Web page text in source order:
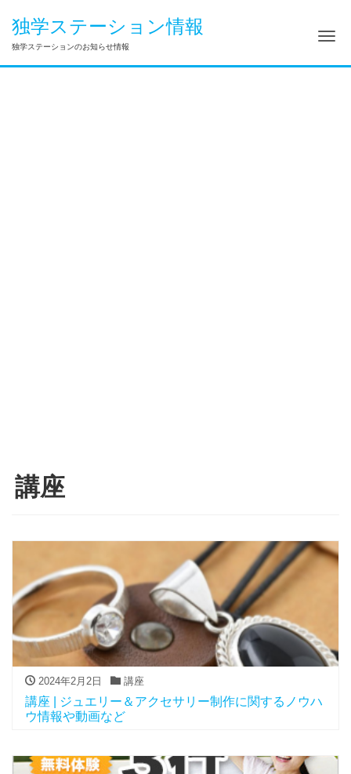
独学ステーション情報
独学ステーションのお知らせ情報
ナ
講座
2024年2月2日 講座
講座 | ジュエリー＆アクセサリー制作に関するノウハ
ウ情報や動画など